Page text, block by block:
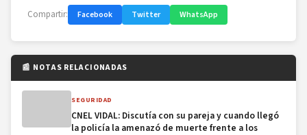
Compartir: Facebook Twitter WhatsApp
📰 NOTAS RELACIONADAS
SEGURIDAD
CNEL VIDAL: Discutía con su pareja y cuando llegó
la policía la amenazó de muerte frente a los